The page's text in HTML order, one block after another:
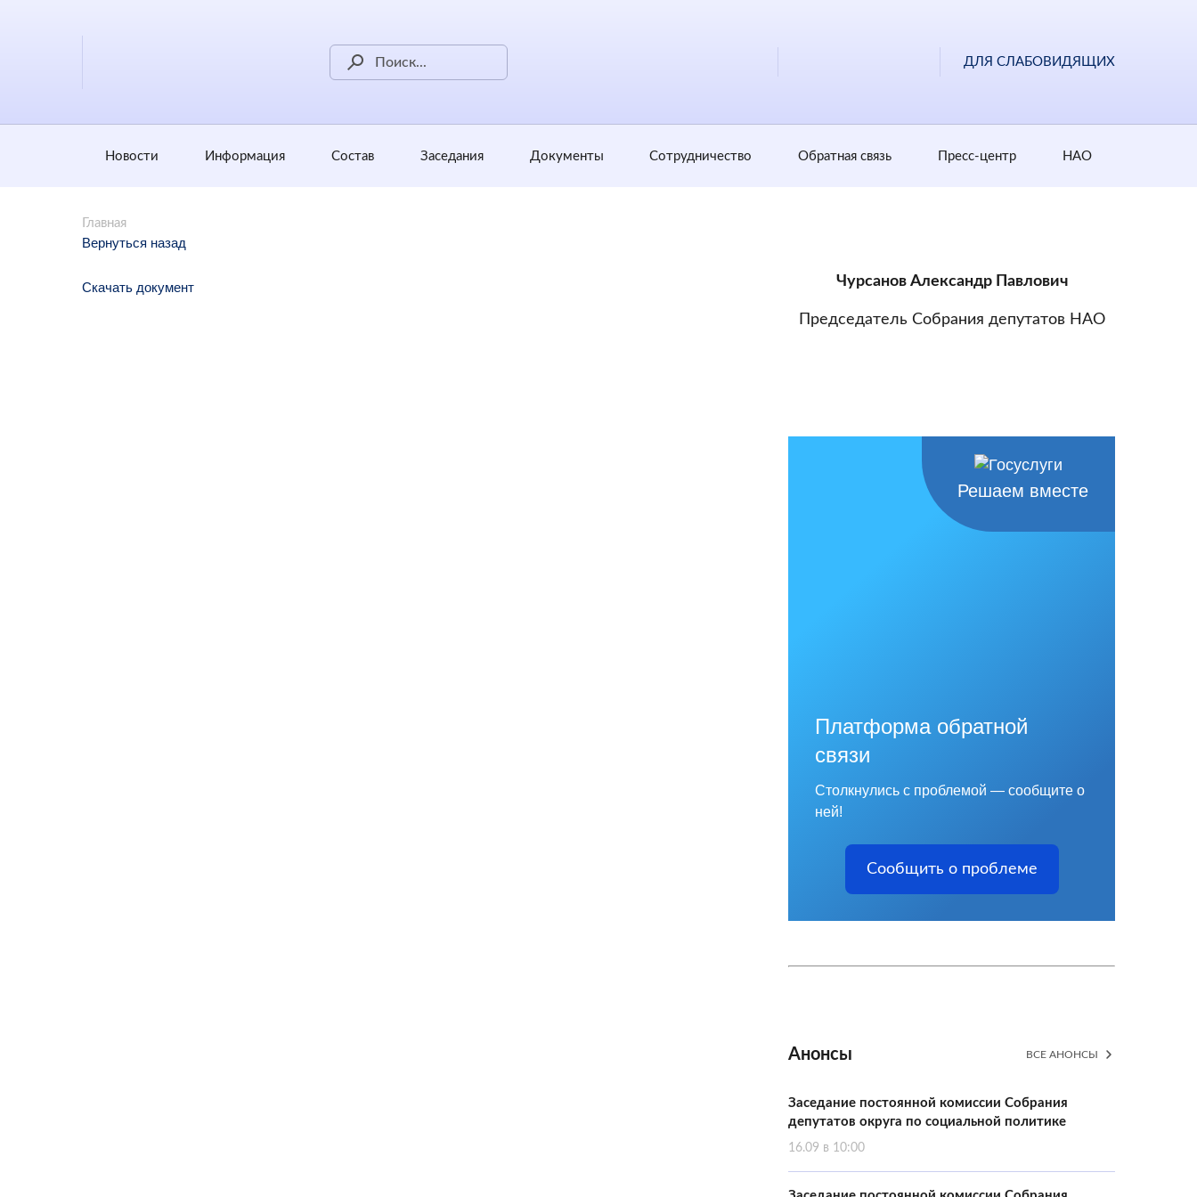
ДЛЯ СЛАБОВИДЯЩИХ
Новости Информация Состав Заседания Документы Сотрудничество Обратная cвязь Пресс-центр НАО
Главная
Вернуться назад
Скачать документ Чурсанов Александр Павлович
Председатель Собрания депутатов НАО
Решаем вместе
Платформа обратной
связи
Столкнулись с проблемой — сообщите о
ней!
Сообщить о проблеме
Анонсы ВСЕ АНОНСЫ
Заседание постоянной комиссии Собрания
депутатов округа по социальной политике
16.09 в 10:00